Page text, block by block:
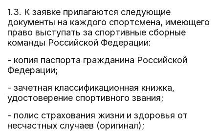
1.3. К заявке прилагаются следующие
документы на каждого спортсмена, имеющего
право выступать за спортивные сборные
команды Российской Федерации:
- копия паспорта гражданина Российской
Федерации;
- зачетная классификационная книжка,
удостоверение спортивного звания;
- полис страхования жизни и здоровья от
несчастных случаев (оригинал);